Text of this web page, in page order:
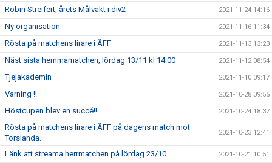
Robin Streifert, årets Målvakt i div2 2021-11-24 14:16
Ny organisation 2021-11-16 11:34
Rösta på matchens lirare i ÄFF 2021-11-13 13:23
Näst sista hemmamatchen, lördag 13/11 kl 14:00 2021-11-12 08:54
Tjejakademin 2021-11-10 09:17
Varning !! 2021-10-28 09:55
Höstcupen blev en succé!! 2021-10-24 18:37
Rösta på matchens lirare i ÄFF på dagens match mot
Torslanda.
2021-10-23 12:41
Länk att streama herrmatchen på lördag 23/10 2021-10-21 10:51